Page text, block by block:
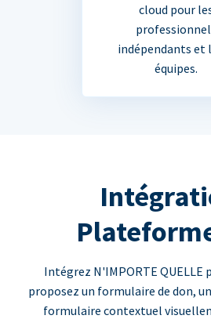
cloud pour
indépendants et
équipes.
Intégrez N'IMPORTE
proposez un formulaire de don,
formulaire contextuel